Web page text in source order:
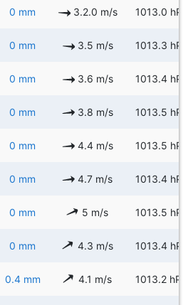
0 mm 3.2.0 m/s 1013.0 hPa
0 mm 3.5 m/s 1013.3 hPa
0 mm 3.6 m/s 1013.4 hPa
0 mm 3.8 m/s 1013.5 hPa
0 mm 4.4 m/s 1013.5 hPa
0 mm 4.7 m/s 1013.4 hPa
0 mm 5 m/s 1013.5 hPa
0 mm 4.3 m/s 1013.4 hPa
0.4 mm 4.1 m/s 1013.2 hPa